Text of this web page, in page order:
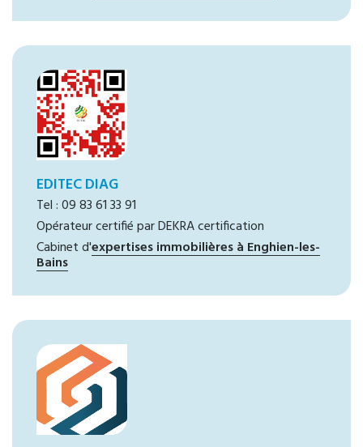
EDITEC DIAG
Tel : 09 83 61 33 91
Opérateur certifié par DEKRA certification
Cabinet d'expertises immobilières à Enghien-les-
Bains